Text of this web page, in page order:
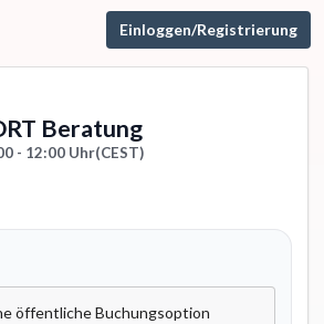
Einloggen/Registrierung
Beratung
- 12:00 Uhr(CEST)
öffentliche Buchungsoption